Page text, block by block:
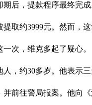
后，提款程序最终完成
取约3999元。然而，这
次，维克多起了疑心。
，约30多岁。他表示
前往警局报案。他向